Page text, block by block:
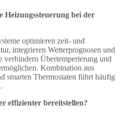
Heizungssteuerung bei der
optimieren zeit- und
integrieren Wetterprognosen und
verhindern Übertemperierung und
Kombination aus
smarten Thermostaten führt häufig
effizienter bereitstellen?